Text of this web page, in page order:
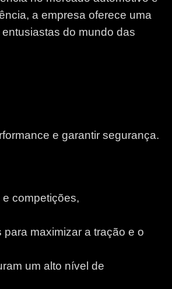
a empresa oferece uma
do mundo das
e garantir segurança.
competições,
maximizar a tração e o
um alto nível de